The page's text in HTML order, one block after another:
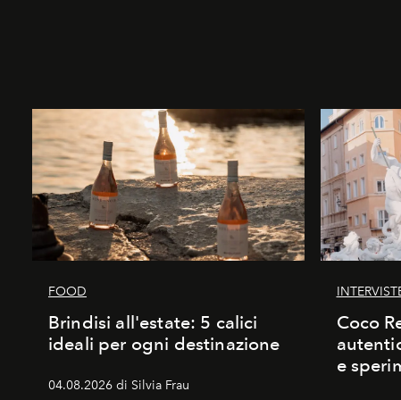
FOOD
Brindisi all'estate: 5 calici
ideali per ogni destinazione
04.08.2026 di Silvia Frau
Coco
e